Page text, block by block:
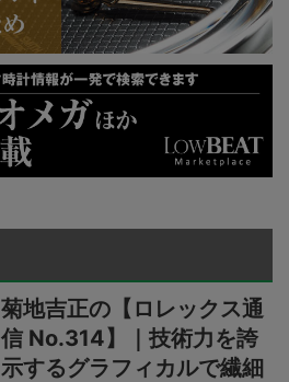
菊地吉正の【ロレックス通
信 No.314】｜技術力を誇
示するグラフィカルで繊細